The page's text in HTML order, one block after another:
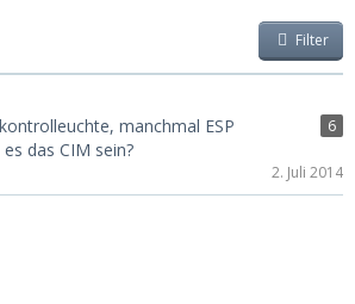
Filter
manchmal ESP
das CIM sein?
6
2. Juli 2014